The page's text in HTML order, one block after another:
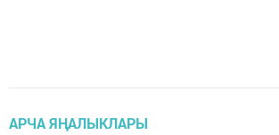
АРЧА ЯҢАЛЫКЛАРЫ